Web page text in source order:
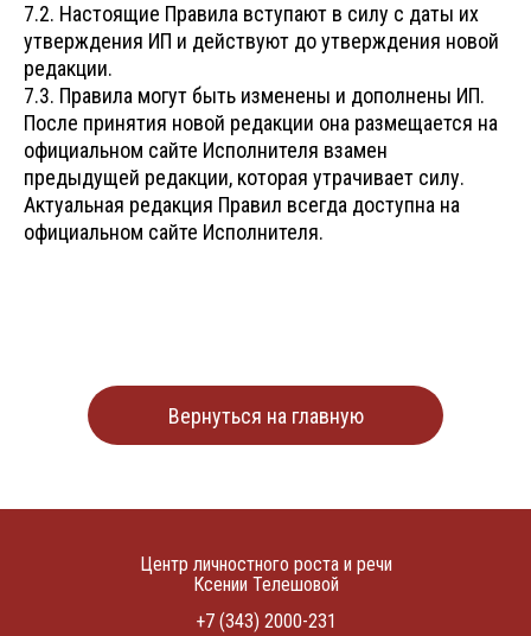
7.2. Настоящие Правила вступают в силу с даты их
утверждения ИП и действуют до утверждения новой
редакции.
7.3. Правила могут быть изменены и дополнены ИП.
После принятия новой редакции она размещается на
официальном сайте Исполнителя взамен
предыдущей редакции, которая утрачивает силу.
Актуальная редакция Правил всегда доступна на
официальном сайте Исполнителя.
Вернуться на главную
Центр личностного роста и речи
Ксении Телешовой
+7 (343) 2000-231